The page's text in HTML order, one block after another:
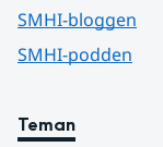
SMHI-bloggen
SMHI-podden
Teman